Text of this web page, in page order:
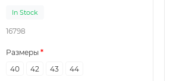
In Stock
16798
Размеры
40
42 43 44